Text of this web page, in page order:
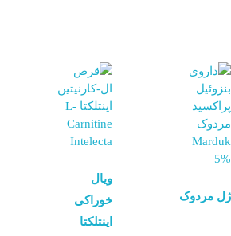
ژل مردوک
ویال
خوراکی
اینتلکتا